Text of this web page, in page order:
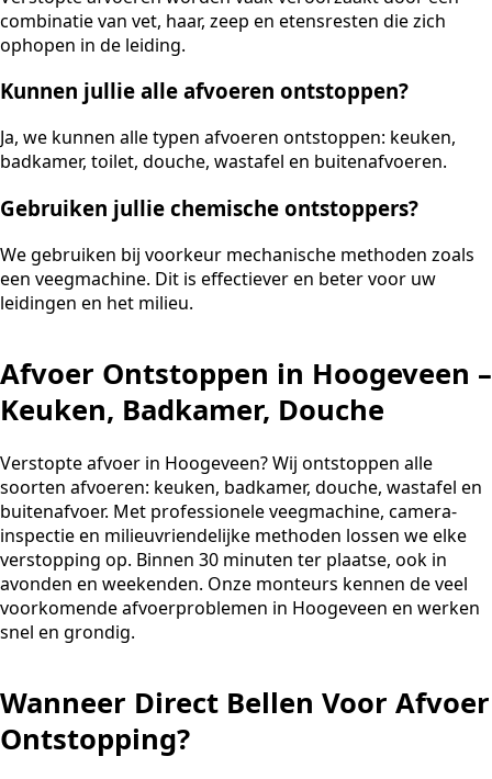
combinatie van vet, haar, zeep en etensresten die zich
ophopen in de leiding.
Kunnen jullie alle afvoeren ontstoppen?
Ja, we kunnen alle typen afvoeren ontstoppen: keuken,
badkamer, toilet, douche, wastafel en buitenafvoeren.
Gebruiken jullie chemische ontstoppers?
We gebruiken bij voorkeur mechanische methoden zoals
een veegmachine. Dit is effectiever en beter voor uw
leidingen en het milieu.
Afvoer Ontstoppen in Hoogeveen –
Keuken, Badkamer, Douche
Verstopte afvoer in Hoogeveen? Wij ontstoppen alle
soorten afvoeren: keuken, badkamer, douche, wastafel en
buitenafvoer. Met professionele veegmachine, camera-
inspectie en milieuvriendelijke methoden lossen we elke
verstopping op. Binnen 30 minuten ter plaatse, ook in
avonden en weekenden. Onze monteurs kennen de veel
voorkomende afvoerproblemen in Hoogeveen en werken
snel en grondig.
Wanneer Direct Bellen Voor Afvoer
Ontstopping?